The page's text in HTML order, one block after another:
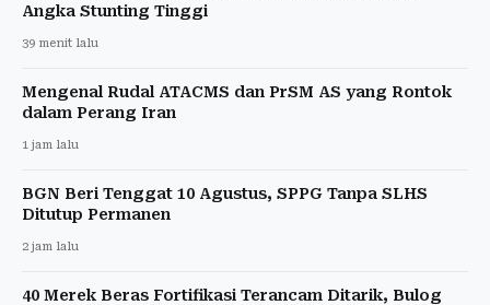
Angka Stunting Tinggi
39 menit lalu
Mengenal Rudal ATACMS dan PrSM AS yang Rontok
dalam Perang Iran
1 jam lalu
BGN Beri Tenggat 10 Agustus, SPPG Tanpa SLHS
Ditutup Permanen
2 jam lalu
40 Merek Beras Fortifikasi Terancam Ditarik, Bulog